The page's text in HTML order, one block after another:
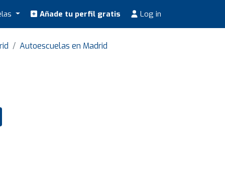
Añade tu perfil gratis Log in
Autoescuelas en Madrid